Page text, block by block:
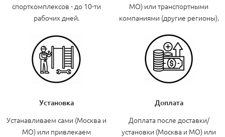
спорткомплексов - до 10-ти
рабочих дней.
МО) или транспортными
компаниями (другие регионы).
Установка
Устанавливаем сами (Москва и
МО) или привлекаем
Доплата
Доплата после доставки/
установки (Москва и МО) или